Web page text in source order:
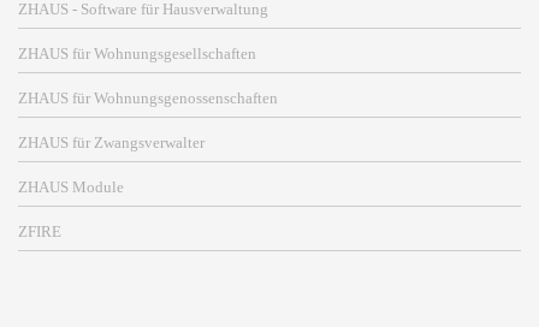
ZHAUS - Software für Hausverwaltung
ZHAUS für Wohnungsgesellschaften
ZHAUS für Wohnungsgenossenschaften
ZHAUS für Zwangsverwalter
ZHAUS Module
ZFIRE